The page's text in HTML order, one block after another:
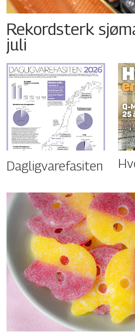
Rekordsterk
juli
Dagligvarefasiten